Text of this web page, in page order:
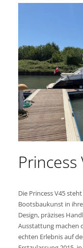
Princess
Die Princess V45
Bootsbaukunst in
Design, präzises
Ausstattung machen
echten Erlebnis auf